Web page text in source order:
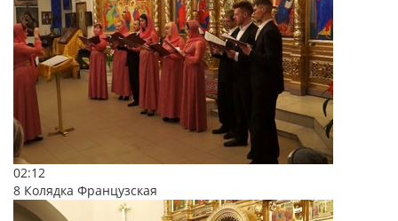
02:12
8 Колядка Французская